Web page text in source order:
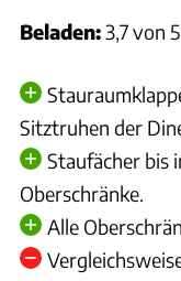
Beladen:3,7 von
Sitztruhen der
Staufächer bis
Oberschränke.
Alle